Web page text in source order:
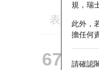
規，瑞
此外，
擔任何
請確認
表現
67438